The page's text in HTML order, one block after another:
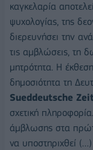
καγκελαρία
ψυχολογίας, της
διερευνήσει την
τις αμβλώσεις, τη
μητρότητα. Η
δημοσιότητα τη
Sueddeutsche
σχετική
άμβλωσης στα
να υποστηριχθεί